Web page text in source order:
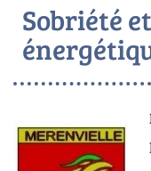
Sobriété